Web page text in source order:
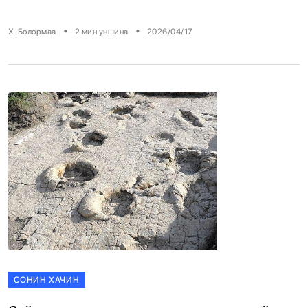
Х. Болормаа • 2 мин уншина • 2026/04/17
СОНИН ХАЧИН